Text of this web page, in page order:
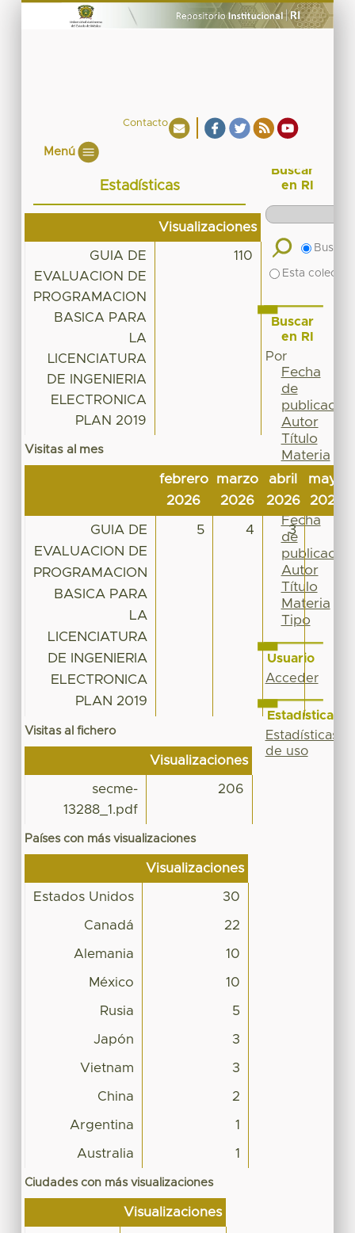
Contacto
Menú
Estadísticas
Visualizaciones
GUIA DE
EVALUACION DE
PROGRAMACION
BASICA PARA
LA
LICENCIATURA
DE INGENIERIA
ELECTRONICA
PLAN 2019
110
Visitas al mes
febrero
2026
marzo
2026
abril
2026
mayo
2026
GUIA DE
EVALUACION DE
PROGRAMACION
BASICA PARA
LA
LICENCIATURA
DE INGENIERIA
ELECTRONICA
PLAN 2019
5 4 3
Visitas al fichero
Visualizaciones
secme-
13288_1.pdf
206
Países con más visualizaciones
Visualizaciones
Estados Unidos 30
Canadá 22
Alemania 10
México 10
Rusia 5
Japón 3
Vietnam 3
China 2
Argentina 1
Australia 1
Ciudades con más visualizaciones
Visualizaciones
Buscar
en RI
Buscar
Esta
Buscar
en RI
Por
Fecha
de
publicación
Autor
Título
Materia
Tipo
colección
Fecha
de
publicación
Autor
Título
Materia
Tipo
Usuario
Acceder
Estadísticas
Estadísticas
de uso